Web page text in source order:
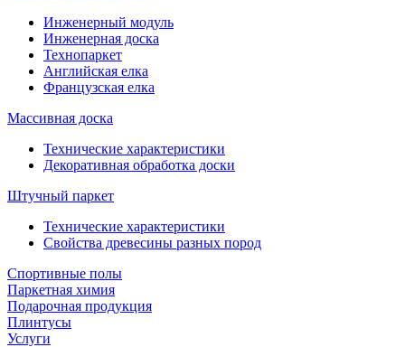
Инженерный модуль
Инженерная доска
Технопаркет
Английская елка
Французская елка
Массивная доска
Технические характеристики
Декоративная обработка доски
Штучный паркет
Технические характеристики
Свойства древесины разных пород
Спортивные полы
Паркетная химия
Подарочная продукция
Плинтусы
Услуги